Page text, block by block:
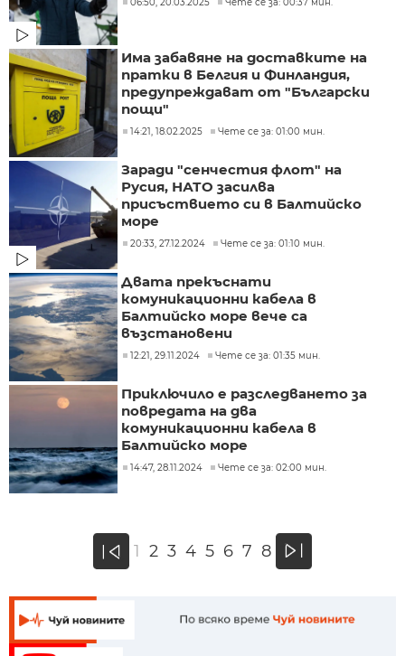
06:50, 20.03.2025 Чете се за: 00:37 мин.
Има забавяне на доставките на
пратки в Белгия и Финландия,
предупреждават от "Български
пощи"
14:21, 18.02.2025 Чете се за: 01:00 мин.
Заради "сенчестия флот" на
Русия, НАТО засилва
присъствието си в Балтийско
море
20:33, 27.12.2024 Чете се за: 01:10 мин.
Двата прекъснати
комуникационни кабела в
Балтийско море вече са
възстановени
12:21, 29.11.2024 Чете се за: 01:35 мин.
Приключило е разследването за
повредата на два
комуникационни кабела в
Балтийско море
14:47, 28.11.2024 Чете се за: 02:00 мин.
« 1 2 3 4 5 6 7 8 »